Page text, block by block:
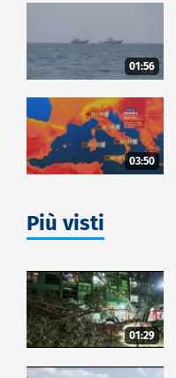
01:56
03:50
Più visti
01:29